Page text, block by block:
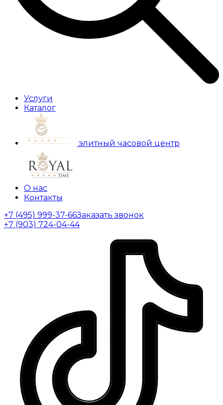
Услуги
Каталог
элитный часовой центр
О нас
Контакты
+7 (495) 999-37-66Заказать звонок
+7 (903) 724-04-44